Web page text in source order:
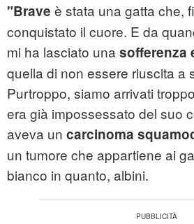
"Brave è stata una gatta che,
conquistato il cuore. E da
mi ha lasciato una sofferenza
quella di non essere riuscita a
Purtroppo, siamo arrivati
era già impossessato del suo
aveva un carcinoma
un tumore che appartiene ai
bianco in quanto, albini.